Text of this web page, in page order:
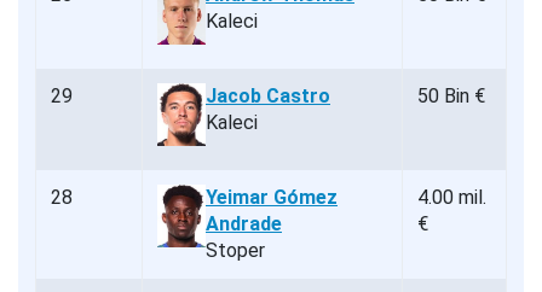
Kaleci
29
Jacob Castro
Kaleci
50 Bin €
28
Yeimar Gómez
Andrade
Stoper
4.00 mil.
€